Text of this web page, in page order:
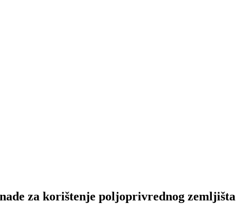
za korištenje poljoprivrednog